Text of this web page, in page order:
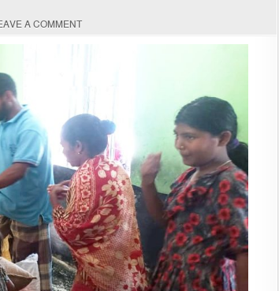
A COMMENTON
এলাকায়
ভিজিএফ
চাল
বিতরণ
করা
হয়েছে